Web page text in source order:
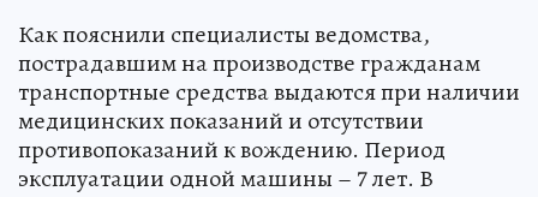
Как пояснили специалисты ведомства,
пострадавшим на производстве гражданам
транспортные средства выдаются при наличии
медицинских показаний и отсутствии
противопоказаний к вождению. Период
эксплуатации одной машины – 7 лет. В